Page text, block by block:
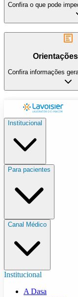
Confira o que pode
Confira informações
Institucional
Para pacientes
Canal Médico
Institucional
A Dasa